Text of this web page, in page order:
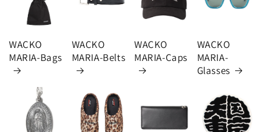
WACKO
MARIA-Bags
WACKO
MARIA-Belts
WACKO
MARIA-Caps
WACKO
MARIA-
Glasses